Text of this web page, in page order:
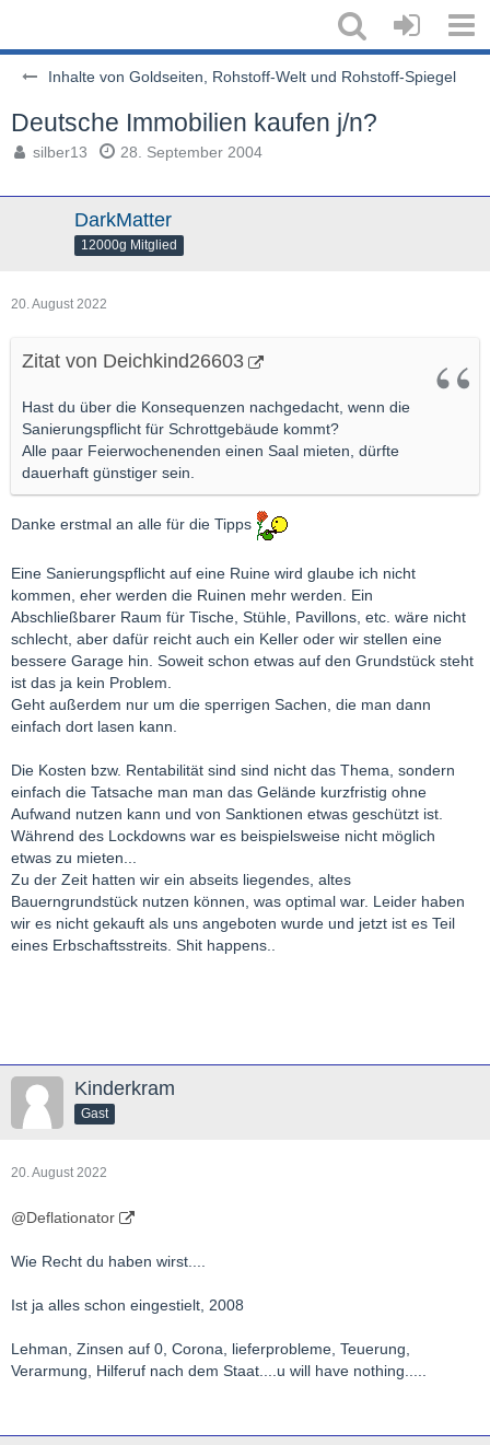
Inhalte von Goldseiten, Rohstoff-Welt und Rohstoff-Spiegel
Deutsche Immobilien kaufen j/n?
silber13 28. September 2004
DarkMatter
12000g Mitglied
20. August 2022
Zitat von Deichkind26603
Hast du über die Konsequenzen nachgedacht, wenn die
Sanierungspflicht für Schrottgebäude kommt?
Alle paar Feierwochenenden einen Saal mieten, dürfte
dauerhaft günstiger sein.
Danke erstmal an alle für die Tipps
Eine Sanierungspflicht auf eine Ruine wird glaube ich nicht
kommen, eher werden die Ruinen mehr werden. Ein
Abschließbarer Raum für Tische, Stühle, Pavillons, etc. wäre nicht
schlecht, aber dafür reicht auch ein Keller oder wir stellen eine
bessere Garage hin. Soweit schon etwas auf den Grundstück steht
ist das ja kein Problem.
Geht außerdem nur um die sperrigen Sachen, die man dann
einfach dort lasen kann.
Die Kosten bzw. Rentabilität sind sind nicht das Thema, sondern
einfach die Tatsache man man das Gelände kurzfristig ohne
Aufwand nutzen kann und von Sanktionen etwas geschützt ist.
Während des Lockdowns war es beispielsweise nicht möglich
etwas zu mieten...
Zu der Zeit hatten wir ein abseits liegendes, altes
Bauerngrundstück nutzen können, was optimal war. Leider haben
wir es nicht gekauft als uns angeboten wurde und jetzt ist es Teil
eines Erbschaftsstreits. Shit happens..
Kinderkram
Gast
20. August 2022
@Deflationator
Wie Recht du haben wirst....
Ist ja alles schon eingestielt, 2008
Lehman, Zinsen auf 0, Corona, lieferprobleme, Teuerung,
Verarmung, Hilferuf nach dem Staat....u will have nothing.....